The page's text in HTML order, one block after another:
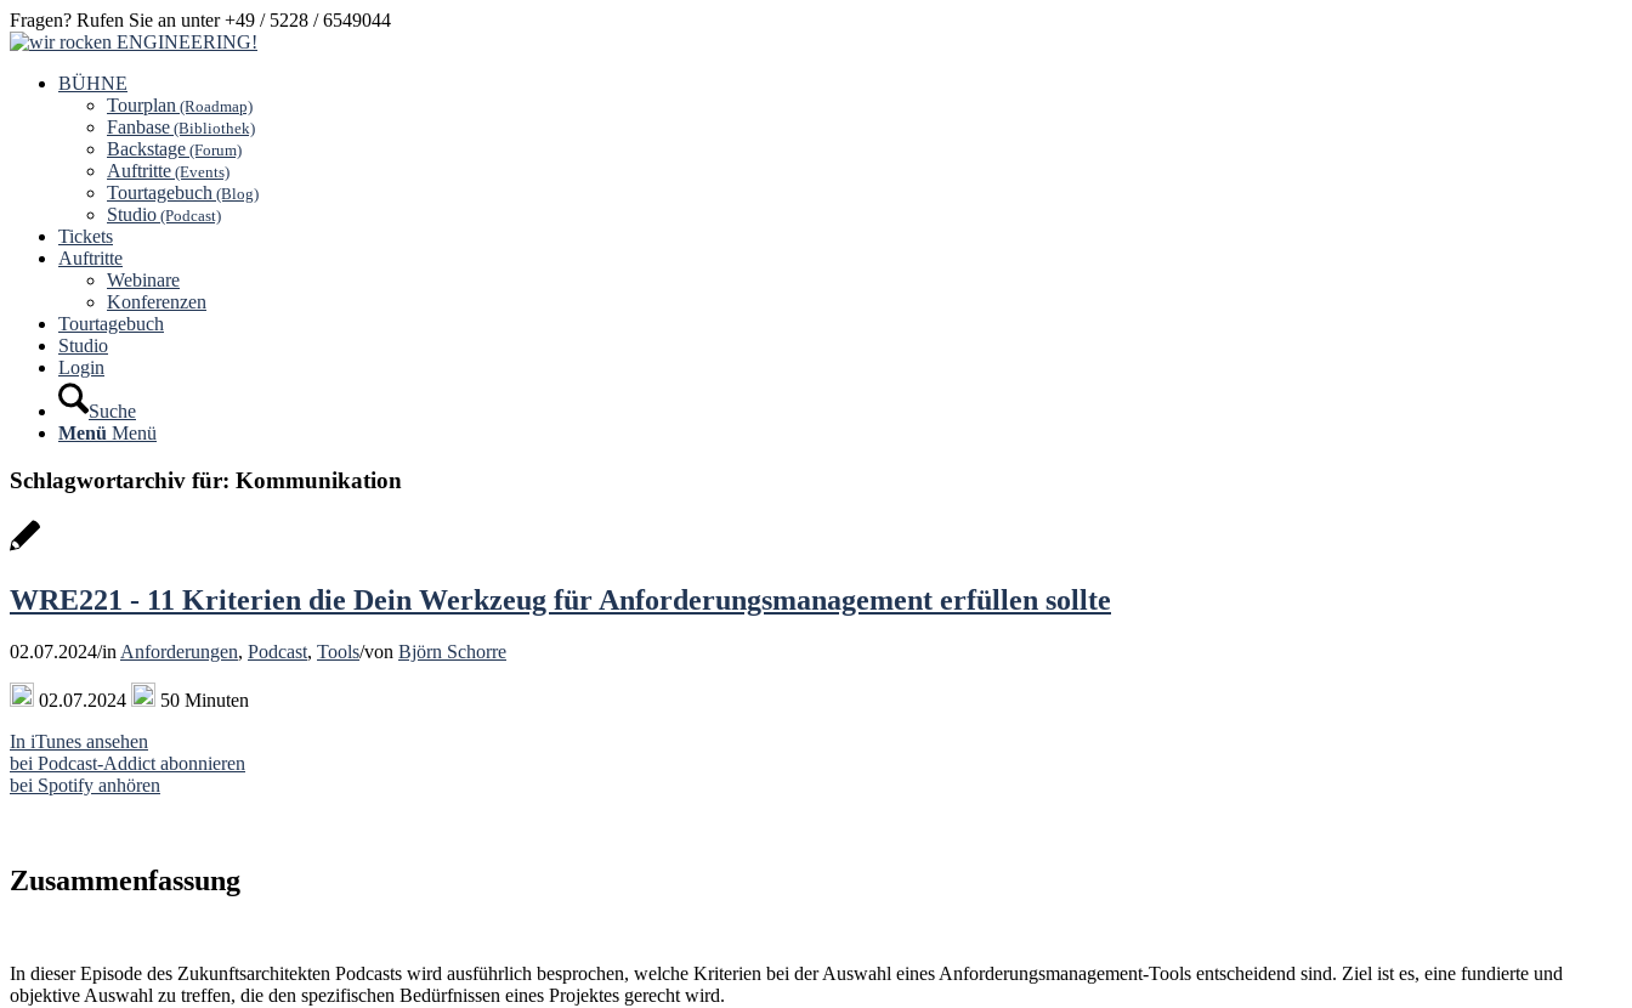
Fragen? Rufen Sie an unter +49 / 5228 / 6549044
BÜHNE
Tourplan (Roadmap)
Fanbase (Bibliothek)
Backstage (Forum)
Auftritte (Events)
Tourtagebuch (Blog)
Studio (Podcast)
Tickets
Auftritte
Webinare
Konferenzen
Tourtagebuch
Studio
Login
Suche
Menü Menü
Schlagwortarchiv für: Kommunikation
WRE221 - 11 Kriterien die Dein Werkzeug für Anforderungsmanagement erfüllen sollte
02.07.2024/in Anforderungen, Podcast, Tools/von Björn Schorre
02.07.2024
50 Minuten
In iTunes ansehen
bei Podcast-Addict abonnieren
bei Spotify anhören
Zusammenfassung
In dieser Episode des Zukunftsarchitekten Podcasts wird ausführlich besprochen, welche Kriterien bei der Auswahl eines Anforderungsmanagement-Tools entscheidend sind. Ziel ist es, eine fundierte und
objektive Auswahl zu treffen, die den spezifischen Bedürfnissen eines Projektes gerecht wird.